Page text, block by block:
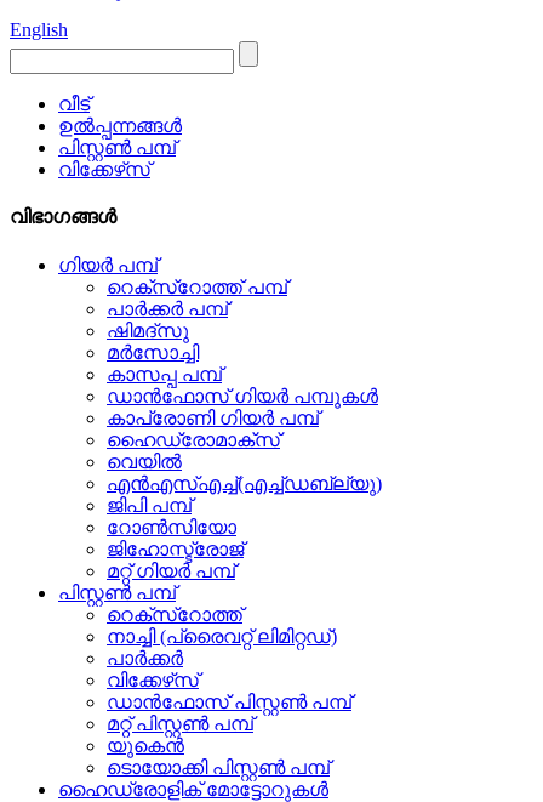
English
വീട്
ഉൽപ്പന്നങ്ങൾ
പിസ്റ്റൺ പമ്പ്
വിക്കേഴ്‌സ്
വിഭാഗങ്ങൾ
ഗിയർ പമ്പ്
റെക്സ്‌റോത്ത് പമ്പ്
പാർക്കർ പമ്പ്
ഷിമദ്സു
മർസോച്ചി
കാസപ്പ പമ്പ്
ഡാൻഫോസ് ഗിയർ പമ്പുകൾ
കാപ്രോണി ഗിയർ പമ്പ്
ഹൈഡ്രോമാക്സ്
വെയിൽ
എൻ‌എസ്‌എച്ച്(എച്ച്ഡബ്ല്യു)
ജിപി പമ്പ്
റോൺസിയോ
ജിഹോസ്ട്രോജ്
മറ്റ് ഗിയർ പമ്പ്
പിസ്റ്റൺ പമ്പ്
റെക്സ്റോത്ത്
നാച്ചി (പ്രൈവറ്റ് ലിമിറ്റഡ്)
പാർക്കർ
വിക്കേഴ്‌സ്
ഡാൻഫോസ് പിസ്റ്റൺ പമ്പ്
മറ്റ് പിസ്റ്റൺ പമ്പ്
യുകെൻ
ടൊയോക്കി പിസ്റ്റൺ പമ്പ്
ഹൈഡ്രോളിക് മോട്ടോറുകൾ